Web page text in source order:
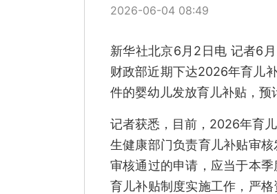
2026-06-04 08:49
新华社北京6月2日电 记者6
财政部近期下达2026年育儿
件的婴幼儿发放育儿补贴，预
记者获悉，目前，2026年育
生健康部门负责育儿补贴审
审核通过的申请，应当于本
育儿补贴制度实施工作，严